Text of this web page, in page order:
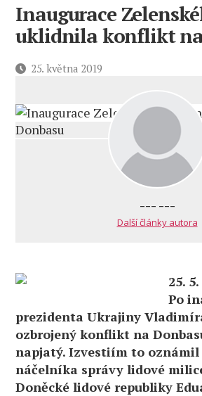
Inaugurace
uklidnila konflikt na
Datum25. května 2019
--- ---
Další články autora
25.
Po
prezidenta Ukrajiny
ozbrojený konflikt na
napjatý. Izvestiím to oznámil
náčelníka správy lidové
Doněcké lidové republiky